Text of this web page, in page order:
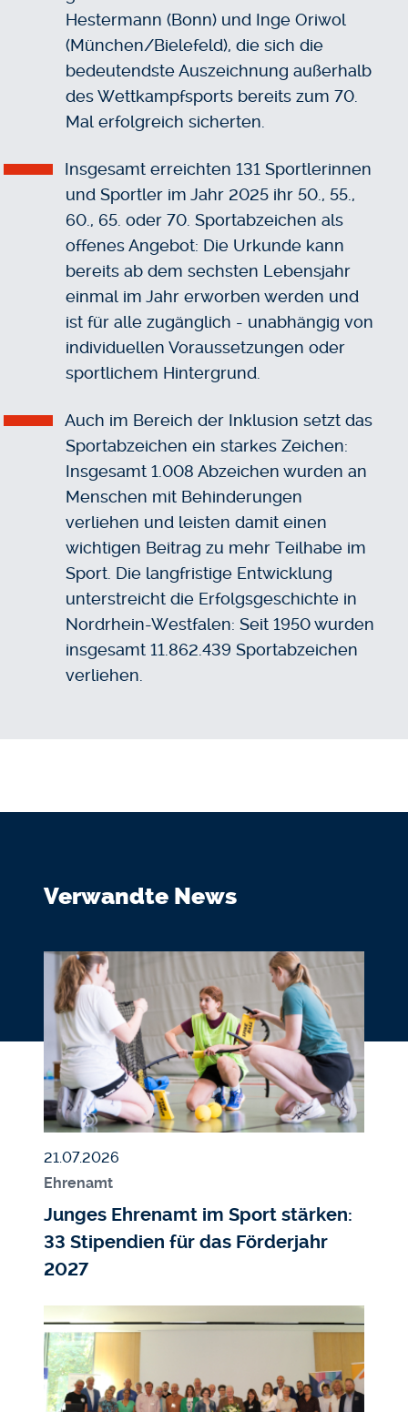
Hestermann (Bonn) und Inge Oriwol
(München/Bielefeld), die sich die
bedeutendste Auszeichnung außerhalb
des Wettkampfsports bereits zum 70.
Mal erfolgreich sicherten.
Insgesamt erreichten 131 Sportlerinnen
und Sportler im Jahr 2025 ihr 50., 55.,
60., 65. oder 70. Sportabzeichen als
offenes Angebot: Die Urkunde kann
bereits ab dem sechsten Lebensjahr
einmal im Jahr erworben werden und
ist für alle zugänglich - unabhängig von
individuellen Voraussetzungen oder
sportlichem Hintergrund.
Auch im Bereich der Inklusion setzt das
Sportabzeichen ein starkes Zeichen:
Insgesamt 1.008 Abzeichen wurden an
Menschen mit Behinderungen
verliehen und leisten damit einen
wichtigen Beitrag zu mehr Teilhabe im
Sport. Die langfristige Entwicklung
unterstreicht die Erfolgsgeschichte in
Nordrhein-Westfalen: Seit 1950 wurden
insgesamt 11.862.439 Sportabzeichen
verliehen.
Verwandte News
Bildmedium
Bild
Veröffentlicht am
21.07.2026
Ehrenamt
Junges Ehrenamt im Sport stärken:
33 Stipendien für das Förderjahr
2027
Bildmedium
Bild